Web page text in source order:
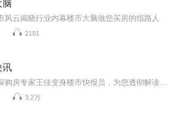
脑
风云揭晓行业内幕楼市大脑做您买房的指路人
2191
讯
3.2万